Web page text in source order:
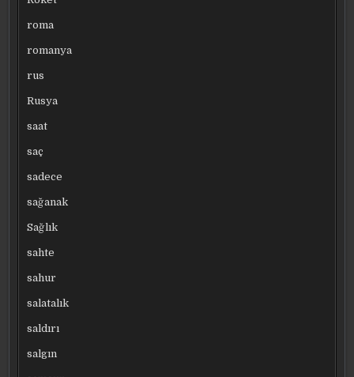
roma
romanya
rus
Rusya
saat
saç
sadece
sağanak
Sağlık
sahte
sahur
salatalık
saldırı
salgın